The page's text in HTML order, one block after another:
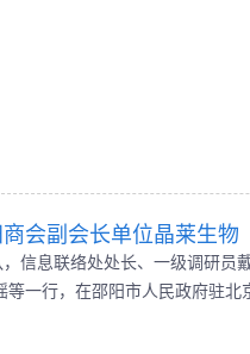
会副会长单位晶莱生物
信息联络处处长、一级调研员
一行，在邵阳市人民政府驻